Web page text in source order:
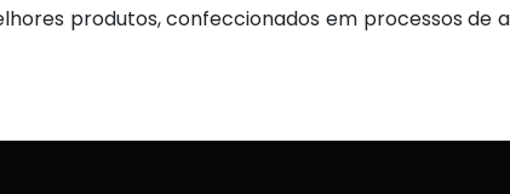
produtos, confeccionados em processos